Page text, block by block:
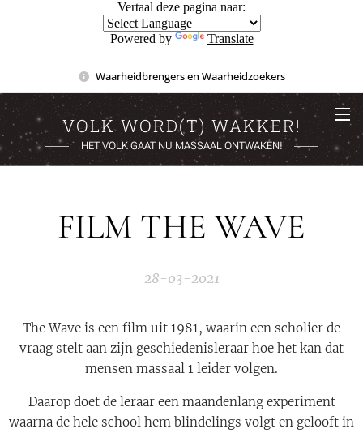
Vertaal deze pagina naar:
Powered by Translate
Waarheidbrengers en Waarheidzoekers
VOLK WORD(T) WAKKER!
HET VOLK GAAT NU MASSAAL ONTWAKEN!
FILM THE WAVE
28-03-2021
The Wave is een film uit 1981, waarin een scholier de
vraag stelt aan zijn geschiedenisleraar hoe het kan dat
mensen massaal 1 leider volgen.
Daarop doet de leraar een maandenlang experiment
waarna de hele school hem blindelings volgt en gelooft in